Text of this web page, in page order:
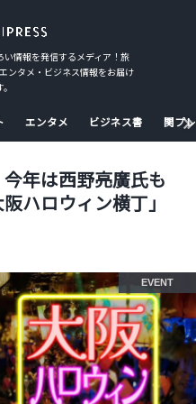
い情報を発信するメディア！旅
ンタメ・ビジネス情報をお届け
エンタメ ビジネス書 関プ
今年は西野亮廣氏も
ハロウィン横丁」
EVENT